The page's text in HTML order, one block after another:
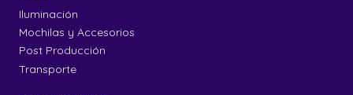
Iluminación
Mochilas y Accesorios
Post Producción
Transporte